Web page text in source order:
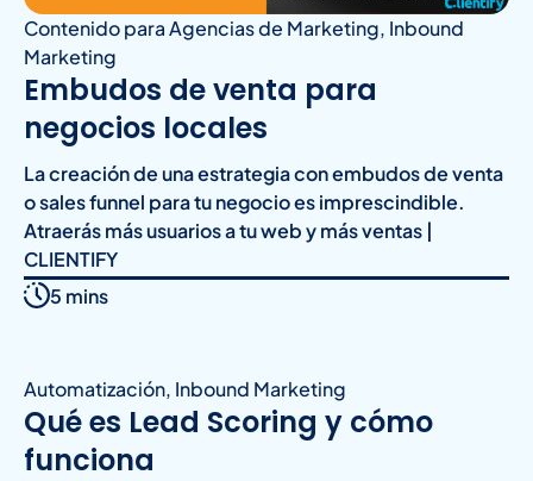
Contenido para Agencias de Marketing, Inbound
Marketing
Embudos de venta para
negocios locales
La creación de una estrategia con embudos de venta
o sales funnel para tu negocio es imprescindible.
Atraerás más usuarios a tu web y más ventas |
CLIENTIFY
5 mins
Automatización, Inbound Marketing
Qué es Lead Scoring y cómo
funciona